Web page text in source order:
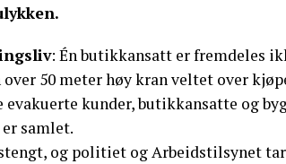
: Én butikkansatt er fremdeles
over 50 meter høy kran veltet over
evakuerte kunder, butikkansatte og
samlet.
og politiet og Arbeidstilsynet